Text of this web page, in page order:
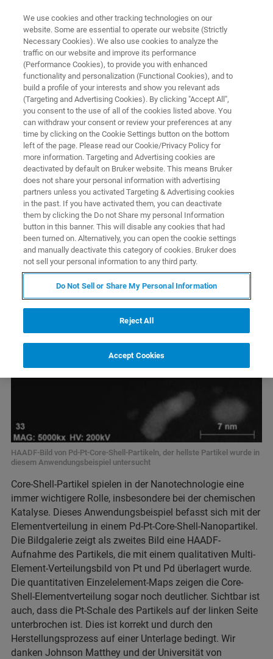
Qualitative und Quantitative
Elementverteilungsbilder eines
Pd-Pt-Core-Shell-Partikels
HAADF-Bild von Pd-Pt-Core-Shell-Partikeln, der hellste Partikel wurde in
diesem Anwendungsbeispiel untersucht
Core-Shell-Partikel spielen in der Nanotechnologie eine
immer wichtigere Rolle, insbesondere bei der chemischen
Katalyse. Dieses Anwendungsbeispiel befasst sich mit der
Elementverteilung in einem Pd-Pt-Core-Shell-Nanopartikel.
Die Bildgalerie zeigt als zweites Bild eine HAADF-
Aufnahme des Partikels, die mit einem qualitativen Multi-
Element-Verteilungsbild von Pt und Pd überlagert wurde.
Die quantitativen Einzelelement-Maps zeigen die Core-
Shell-Elementverteilung sogar noch deutlicher. Sichtbar ist
auch, dass die Pt-Schale des Partikels auf der linken Seite
unterbrochen ist. Dies ist korrekt und durch den
Herstellungsprozess auf einer Unterlage bedingt. Wir
danken Johnson Matthey und der Universität von
We use cookies and other tracking technologies on our
website. Some are essential to operate our website (Strictly
Necessary Cookies). We also use cookies to analyze the
traffic on our website and improve its performance
(Performance Cookies), to provide you with enhanced
functionality and personalization (Functional Cookies), and to
build a profile of your interests and show you relevant ads
(Targeting and Advertising Cookies). By clicking "Accept All",
you consent to the use of all of the cookies listed above. You
can withdraw your consent or review your preferences at any
time by clicking on the Cookie Settings button on the bottom
left of the page. Please read our Cookie/Privacy Policy for
more information. Targeting and Advertising cookies are
deactivated by default on Bruker website. This means Bruker
does not share your personal information with advertising
partners unless you activated Targeting & Advertising cookies
in the past. If you have activated them, you can deactivate
them by clicking the Do not Share my personal Information
button in this banner. This will disable any cookies that had
been turned on. Alternatively, you can open the cookie settings
and manually deactivate this category of cookies. Bruker does
not sell your personal information to any third party.
Do Not Sell or Share My Personal Information
Reject All
Accept Cookies